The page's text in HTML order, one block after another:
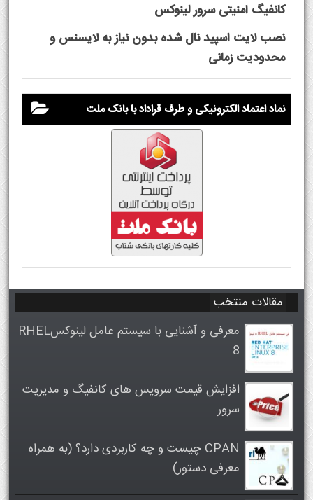
کانفیگ امنیتی سرور لینوکس
نصب لایت اسپید نال شده بدون نیاز به لایسنس و
محدودیت زمانی
نماد اعتماد الکترونیکی و طرف قراداد با بانک ملت
مقالات منتخب
معرفی و آشنایی با سیستم عامل لینوکسRHEL
8
افزایش قیمت سرویس های کانفیگ و مدیریت
سرور
CPAN چیست و چه کاربردی دارد؟ (به همراه
معرفی دستور)